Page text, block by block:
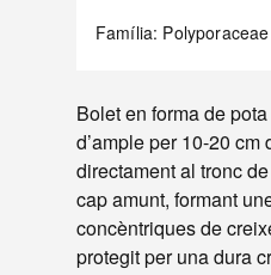
Família: Polyporaceae
Bolet en forma de
d’ample per 10-20 cm
directament al tronc
cap amunt, formant
concèntriques de
protegit per una dura